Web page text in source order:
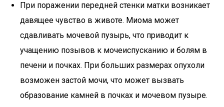
При поражении передней стенки матки возникает
давящее чувство в животе. Миома может
сдавливать мочевой пузырь, что приводит к
учащению позывов к мочеиспусканию и болям в
печени и почках. При больших размерах опухоли
возможен застой мочи, что может вызвать
образование камней в почках и мочевом пузыре.